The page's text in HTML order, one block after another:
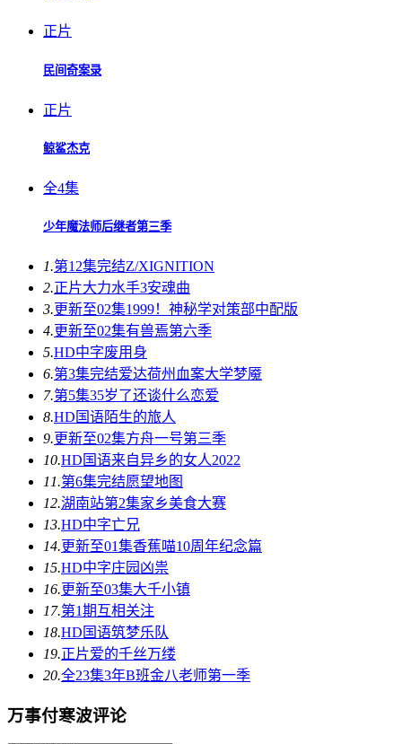
正片
民间奇案录
正片
鲸鲨杰克
全4集
少年魔法师后继者第三季
1.第12集完结Z/XIGNITION
2.正片大力水手3安魂曲
3.更新至02集1999！神秘学对策部中配版
4.更新至02集有兽焉第六季
5.HD中字废用身
6.第3集完结爱达荷州血案大学梦魇
7.第5集35岁了还谈什么恋爱
8.HD国语陌生的旅人
9.更新至02集方舟一号第三季
10.HD国语来自异乡的女人2022
11.第6集完结愿望地图
12.湖南站第2集家乡美食大赛
13.HD中字亡兄
14.更新至01集香蕉喵10周年纪念篇
15.HD中字庄园凶祟
16.更新至03集大千小镇
17.第1期互相关注
18.HD国语筑梦乐队
19.正片爱的千丝万缕
20.全23集3年B班金八老师第一季
万事付寒波评论